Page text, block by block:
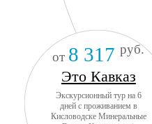
от 8 317руб.
Это Кавказ
Экскурсионный тур на 6
дней с проживанием в
Кисловодске Минеральные